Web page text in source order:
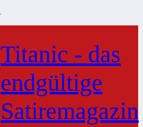
Titanic - das
endgültige
Satiremagazin